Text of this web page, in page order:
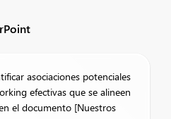
asociaciones potenciales
efectivas que se alineen
el documento [Nuestros